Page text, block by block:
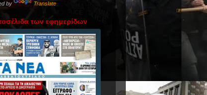
by Translate
των εφημερίδων